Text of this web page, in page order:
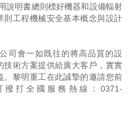
說明書總則標好機器和設備輻射
則工程機械安全基本概念與設計
司會一如既往的將高品質的設
術方案提供給廣大客戶，實實
黎明重工在此誠摯的邀請您前
打全國服務熱線： 0371-